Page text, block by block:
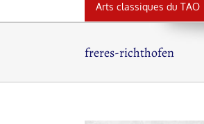
Arts classiques du TAO
freres-richthofen